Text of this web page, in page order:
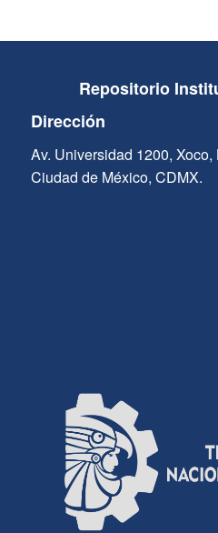
Repositorio
Dirección
Av. Universidad 1200,
Ciudad de México, CDMX.